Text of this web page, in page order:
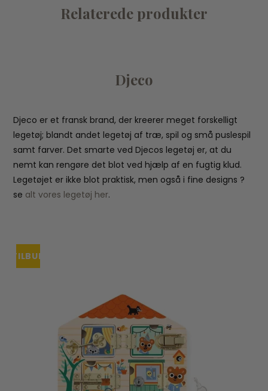
Relaterede produkter
Djeco
Djeco er et fransk brand, der kreerer meget forskelligt
legetøj; blandt andet legetøj af træ, spil og små puslespil
samt farver. Det smarte ved Djecos legetøj er, at du
nemt kan rengøre det blot ved hjælp af en fugtig klud.
Legetøjet er ikke blot praktisk, men også i fine designs ?
se alt vores legetøj her.
TILBUD